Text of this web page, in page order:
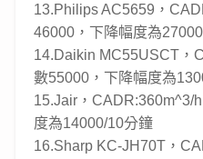
13.Philips AC5659，
46000，下降幅度為
14.Daikin MC55USCT，
數55000，下降幅度為
15.Jair，CADR:360m^3/
度為14000/10分鐘
16.Sharp KC-JH70T，